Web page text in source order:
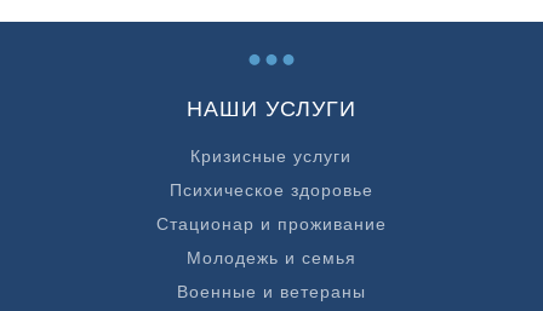
...
НАШИ УСЛУГИ
Кризисные услуги
Психическое здоровье
Стационар и проживание
Молодежь и семья
Военные и ветераны